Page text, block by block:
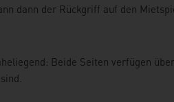
dann der Rückgriff auf den
Beide Seiten verfügen